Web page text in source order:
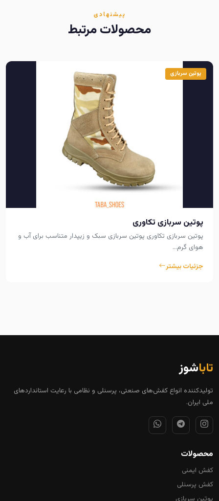
پیشنهادی
محصولات مرتبط
پوتین سربازی
پوتین سربازی تکاوری
پوتین سربازی تکاوری پوتین سربازی سبک و زیپدار متناسب برای آب و
هوای گرم…
جزئیات بیشتر
تاباشوز
تولیدکننده انواع کفش‌های صنعتی، پرسنلی و نظامی با رعایت استانداردهای
ملی ایران.
محصولات
کفش ایمنی
کفش پرسنلی
پوتین سربازی